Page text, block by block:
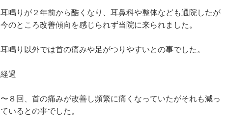
耳鳴りが２年前から酷くなり、耳鼻科や整体なども通院したが
今のところ改善傾向を感じられず当院に来られました。
耳鳴り以外では首の痛みや足がつりやすいとの事でした。
経過
〜８回、首の痛みが改善し頻繁に痛くなっていたがそれも減っ
ているとの事でした。